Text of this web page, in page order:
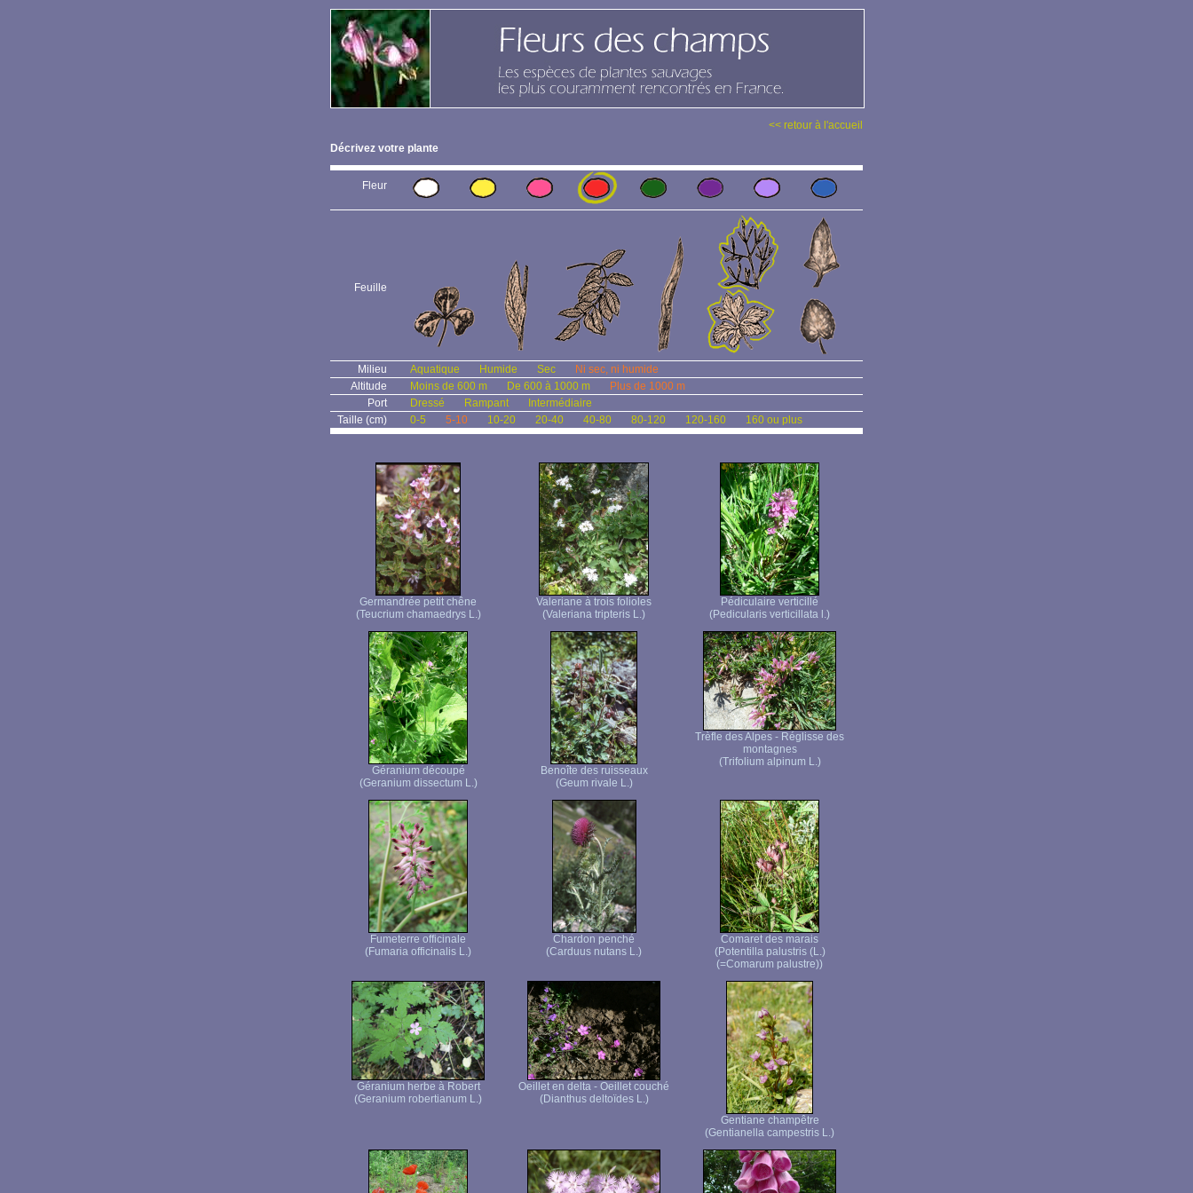
<< retour à l'accueil
Décrivez votre plante
Fleur
Feuille
Milieu Aquatique Humide Sec
Ni sec, ni humide
Altitude
Moins de 600 m De 600 à 1000 m
Plus de 1000 m
Port
Dressé Rampant
Intermédiaire
Taille (cm)
0-5 5-10 10-20 20-40 40-80 80-120 120-160 160 ou plus
Germandrée petit chêne
(Teucrium chamaedrys L.)
Valeriane à trois folioles
(Valeriana tripteris L.)
Pédiculaire verticillé
(Pedicularis verticillata l.)
Géranium découpé
(Geranium dissectum L.)
Benoîte des ruisseaux
(Geum rivale L.)
Trèfle des Alpes - Réglisse des
montagnes
(Trifolium alpinum L.)
Fumeterre officinale
(Fumaria officinalis L.)
Chardon penché
(Carduus nutans L.)
Comaret des marais
(Potentilla palustris (L.)
(=Comarum palustre))
Géranium herbe à Robert
(Geranium robertianum L.)
Oeillet en delta - Oeillet couché
(Dianthus deltoïdes L.)
Gentiane champêtre
(Gentianella campestris L.)